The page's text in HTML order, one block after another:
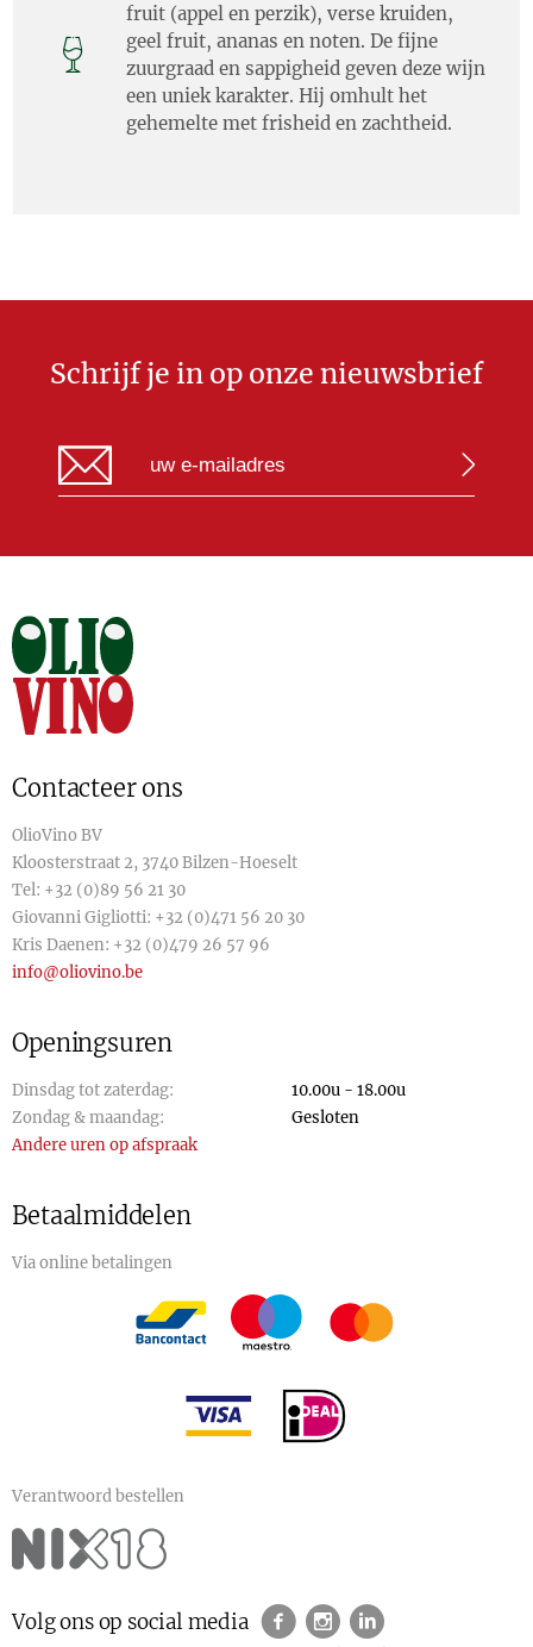
fruit (appel en perzik), verse kruiden,
geel fruit, ananas en noten. De fijne
zuurgraad en sappigheid geven deze wijn
een uniek karakter. Hij omhult het
gehemelte met frisheid en zachtheid.
Schrijf je in op onze nieuwsbrief
Contacteer ons
OlioVino BV
Kloosterstraat 2, 3740 Bilzen-Hoeselt
Tel: +32 (0)89 56 21 30
Giovanni Gigliotti: +32 (0)471 56 20 30
Kris Daenen: +32 (0)479 26 57 96
info@oliovino.be
Openingsuren
Dinsdag tot zaterdag:
10.00u - 18.00u
Zondag & maandag:
Gesloten
Andere uren op afspraak
Betaalmiddelen
Via online betalingen
Verantwoord bestellen
Volg ons op social media